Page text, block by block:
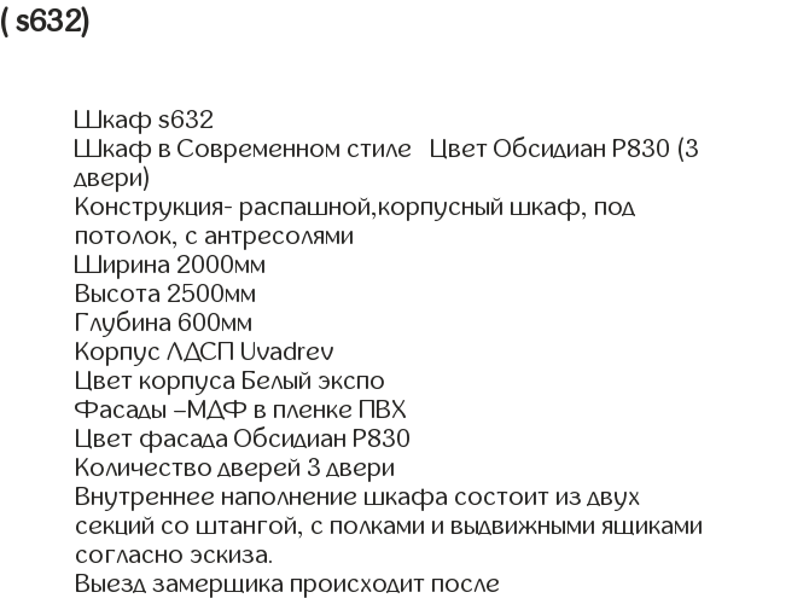
( s632)
Шкаф s632
Шкаф в Современном стиле Цвет Обсидиан Р830 (3
двери)
Конструкция- распашной,корпусный шкаф, под
потолок, с антресолями
Ширина 2000мм
Высота 2500мм
Глубина 600мм
Корпус ЛДСП Uvadrev
Цвет корпуса Белый экспо
Фасады –МДФ в пленке ПВХ
Цвет фасада Обсидиан Р830
Количество дверей 3 двери
Внутреннее наполнение шкафа состоит из двух
секций со штангой, с полками и выдвижными ящиками
согласно эскиза.
Выезд замерщика происходит после